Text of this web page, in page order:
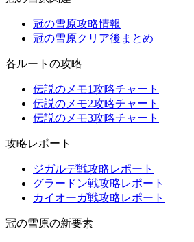
冠の雪原攻略情報
冠の雪原クリア後まとめ
各ルートの攻略
伝説のメモ1攻略チャート
伝説のメモ2攻略チャート
伝説のメモ3攻略チャート
攻略レポート
ジガルデ戦攻略レポート
グラードン戦攻略レポート
カイオーガ戦攻略レポート
冠の雪原の新要素